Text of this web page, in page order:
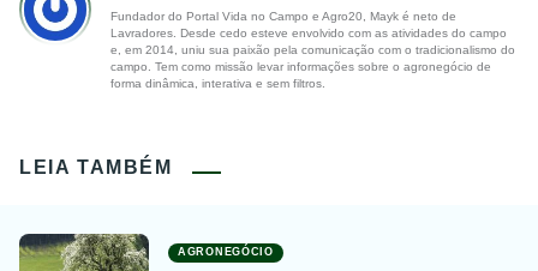
Fundador do Portal Vida no Campo e Agro20, Mayk é neto de
Lavradores. Desde cedo esteve envolvido com as atividades do campo
e, em 2014, uniu sua paixão pela comunicação com o tradicionalismo do
campo. Tem como missão levar informações sobre o agronegócio de
forma dinâmica, interativa e sem filtros.
LEIA TAMBÉM
AGRONEGÓCIO